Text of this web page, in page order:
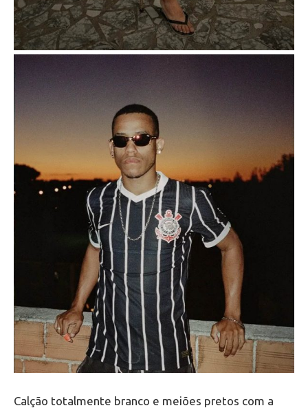
Calção totalmente branco e meiões pretos com a